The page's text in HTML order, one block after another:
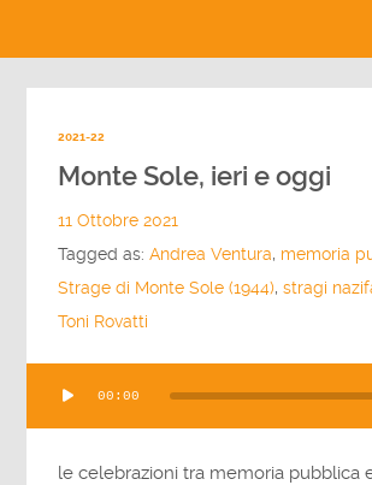
2021-22
Monte Sole, ieri e oggi
11 Ottobre 2021
Tagged as:Andrea Ventura, memoria
Strage di Monte Sole (1944),stragi
Toni Rovatti
Player
00:00
le celebrazioni tra memoria pubblica